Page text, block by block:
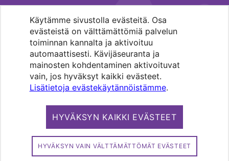
Käytämme sivustolla evästeitä. Osa
evästeistä on välttämättömiä palvelun
toiminnan kannalta ja aktivoituu
automaattisesti. Kävijäseuranta ja
mainosten kohdentaminen aktivoituvat
vain, jos hyväksyt kaikki evästeet.
Lisätietoja evästekäytännöistämme.
HYVÄKSYN KAIKKI EVÄSTEET
HYVÄKSYN VAIN VÄLTTÄMÄTTÖMÄT EVÄSTEET
MENOHAKU
Pääkaupunkiseudun evankelis-
luterilaisten seurakuntien media.
Copyright 2026. Kirkko ja kaupunki. All
rights reserved.